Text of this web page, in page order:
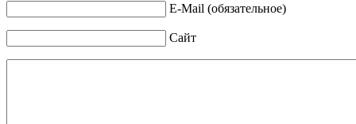
E-Mail (обязательное)
Сайт